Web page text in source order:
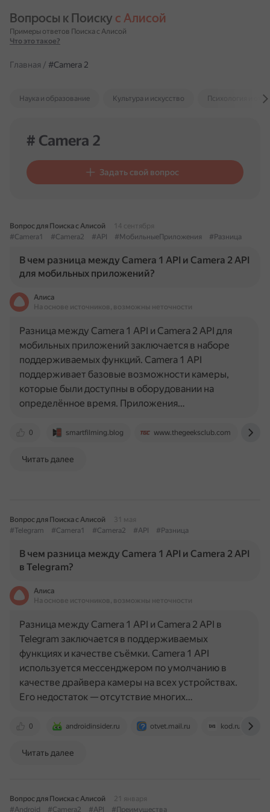
Вопросы к Поиску с Алисой
Примеры ответов Поиска с Алисой
Что это такое?
Главная / #Camera 2
Наука и образование Культура и искусство Психология и
# Camera 2
Задать свой вопрос
Вопрос для Поиска с Алисой
14 сентября
#Camera1
#Camera2 #API #МобильныеПриложения #Разница
В чем разница между Camera 1 API и Camera 2 API
для мобильных приложений?
Алиса
На основе источников, возможны неточности
0 smartfilming.blog www.thegeeksclub.com
Разница между Camera 1 API и Camera 2 API для
мобильных приложений заключается в наборе
поддерживаемых функций. Camera 1 API
поддерживает базовые возможности камеры,
которые были доступны в оборудовании на
определённое время. Приложения…
Читать далее
Вопрос для Поиска с Алисой
31 мая
#Telegram
#Camera1 #Camera2 #API #Разница
В чем разница между Camera 1 API и Camera 2 API
в Telegram?
Алиса
На основе источников, возможны неточности
0 androidinsider.ru otvet.mail.ru kod.ru
Разница между Camera 1 API и Camera 2 API в
Telegram заключается в поддерживаемых
функциях и качестве съёмки. Camera 1 API
используется мессенджером по умолчанию в
качестве драйвера камеры на всех устройствах.
Его недостаток — отсутствие многих…
Читать далее
Вопрос для Поиска с Алисой
21 января
#Android
#Camera2 #API #Преимущества